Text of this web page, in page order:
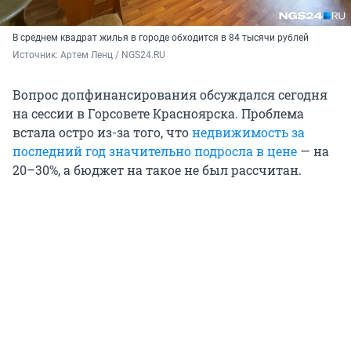
В среднем квадрат жилья в городе обходится в 84 тысячи рублей
Источник: Артем Ленц / NGS24.RU
Вопрос допфинансирования обсуждался сегодня
на сессии в Горсовете Красноярска. Проблема
встала остро из-за того, чтонедвижимость за
последний год значительно подросла в цене — на
20–30%, а бюджет на такое не был рассчитан.